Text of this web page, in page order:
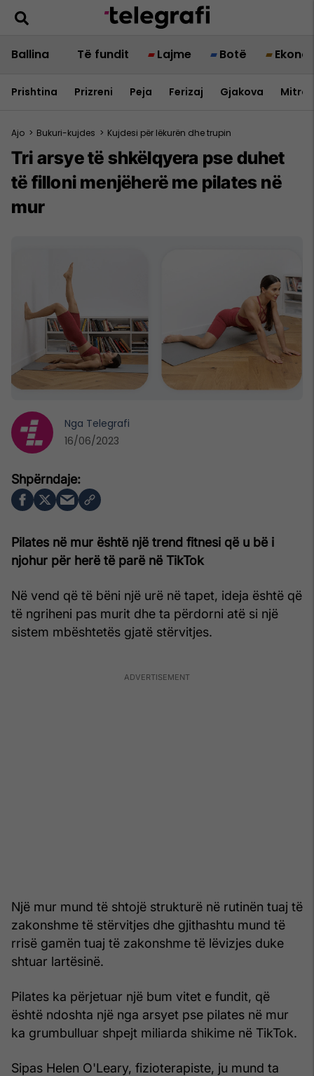
Ballina Të fundit Lajme Botë
Prishtina Prizreni Peja Ferizaj Gjakova
Ajo > Bukuri-kujdes > Kujdesi për lëkurën dhe trupin
Tri arsye të shkëlqyera pse duhet
të filloni menjëherë me pilates në
mur
Pilates në mur është një trend fitnesi që u bë i
njohur për herë të parë në TikTok
Në vend që të bëni një urë në tapet, ideja është që
të ngriheni pas murit dhe ta përdorni atë si një
sistem mbështetës gjatë stërvitjes.
Një mur mund të shtojë strukturë në rutinën tuaj të
zakonshme të stërvitjes dhe gjithashtu mund të
rrisë gamën tuaj të zakonshme të lëvizjes duke
shtuar lartësinë.
Pilates ka përjetuar një bum vitet e fundit, që
është ndoshta një nga arsyet pse pilates në mur
ka grumbulluar shpejt miliarda shikime në TikTok.
Sipas Helen O'Leary, fizioterapiste, ju mund ta
Nga Telegrafi
16/06/2023